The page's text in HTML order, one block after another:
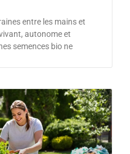
entre les mains et
autonome et
semences bio ne